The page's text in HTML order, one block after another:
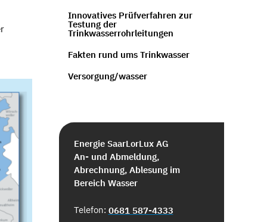
Innovatives Prüfverfahren zur
Testung der
Trinkwasserrohrleitungen
Fakten rund ums Trinkwasser
Versorgung/wasser
Energie SaarLorLux AG
An- und Abmeldung,
Abrechnung, Ablesung im
Bereich Wasser
Telefon: 0681 587-4333